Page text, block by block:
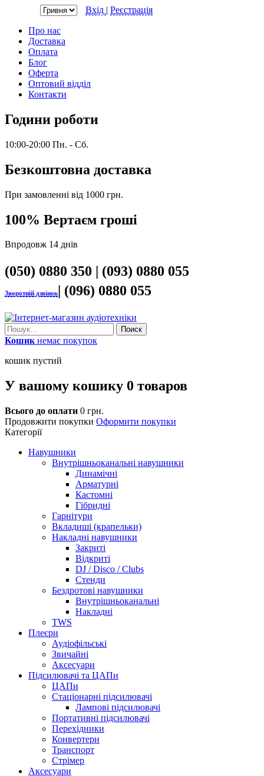
Вхід | Реєстрація
Про нас
Доставка
Оплата
Блог
Оферта
Оптовий відділ
Контакти
Години роботи
10:00-20:00 Пн. - Сб.
Безкоштовна доставка
При замовленні від 1000 грн.
100% Вертаєм гроші
Впродовж 14 днів
(050) 0880 350 | (093) 0880 055
Зворотній дзвінок| (096) 0880 055
Поиск
Кошик немає покупок
кошик пустий
У вашому кошику 0 товаров
Всього до оплати 0 грн.
Продовжити покупки Оформити покупки
Категорії
Навушники
Внутрішньоканальні навушники
Динамічні
Арматурні
Кастомні
Гібридні
Гарнітури
Вкладиші (крапельки)
Накладні навушники
Закриті
Відкриті
DJ / Disco / Clubs
Стенди
Бездротові навушники
Внутрішньоканальні
Накладні
TWS
Плеєри
Аудіофільські
Звичайні
Аксесуари
Підсилювачі та ЦАПи
ЦАПи
Стаціонарні підсилювачі
Лампові підсилювачі
Портативні підсилювачі
Перехідники
Конвертери
Транспорт
Стрімер
Аксесуари